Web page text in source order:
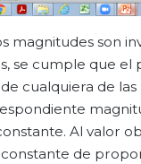
magnitudes son
se cumple que el
cualquiera de
Al valor
de